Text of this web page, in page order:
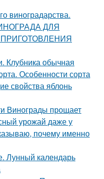
виноградарства.
ДЛЯ
Клубника обычная
Особенности сорта
свойства яблонь
Винограды прощает
урожай даже у
почему именно
Лунный календарь